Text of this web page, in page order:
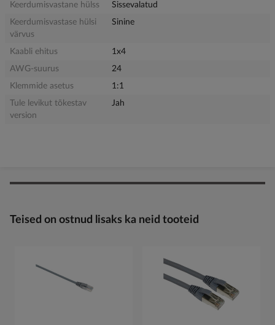
Keerdumisvastane hülss
Sissevalatud
Keerdumisvastase hülsi
värvus
Sinine
Kaabli ehitus
1x4
AWG-suurus
24
Klemmide asetus
1:1
Tule levikut tõkestav
version
Jah
Teised on ostnud lisaks ka neid tooteid